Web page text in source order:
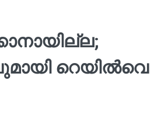
റെയില്‍വെ